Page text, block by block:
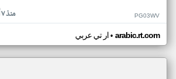
منذ ٧ أشهر PG03WV
ار تي عربي• arabic.rt.com